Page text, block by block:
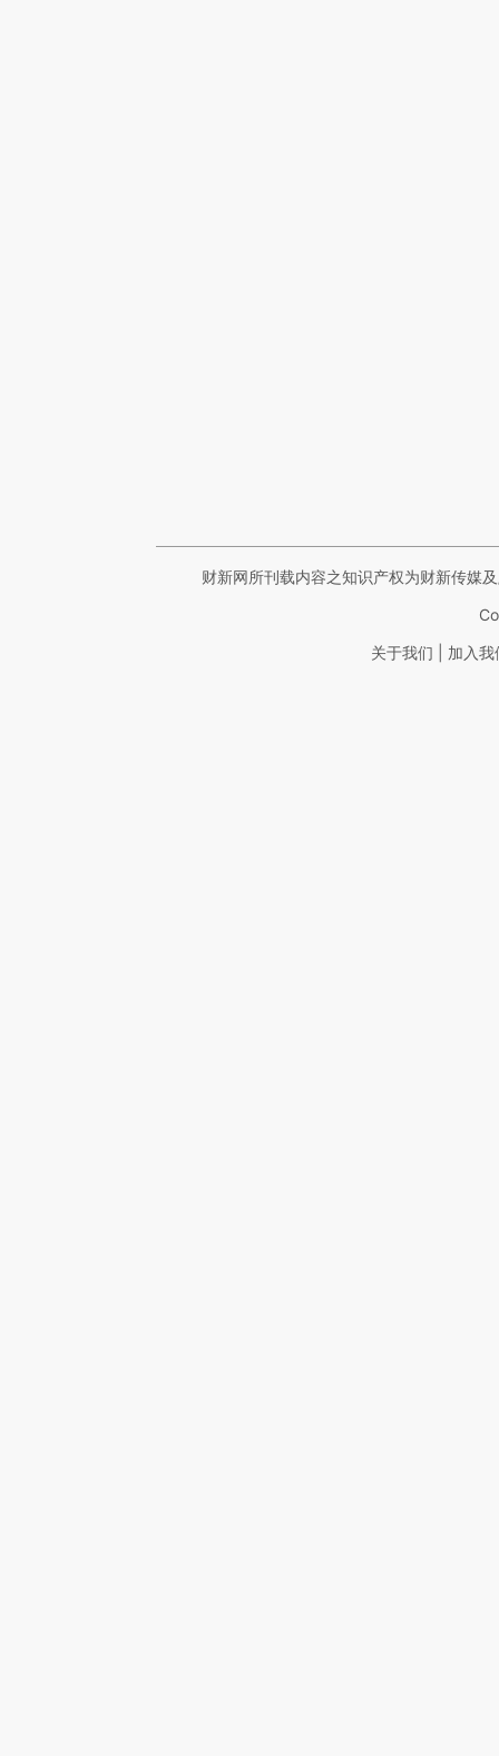
财新网所刊载内容之知识产权为财新传媒
关于我们 加入我